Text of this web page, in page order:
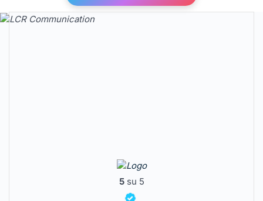
5su 5